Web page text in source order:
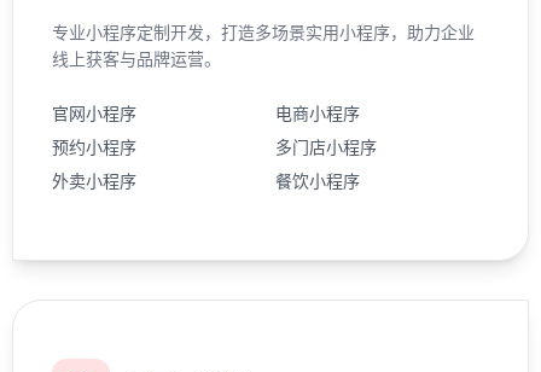
专业小程序定制开发，打造多场景实用小程序，助力企业
线上获客与品牌运营。
官网小程序
电商小程序
预约小程序
多门店小程序
外卖小程序
餐饮小程序